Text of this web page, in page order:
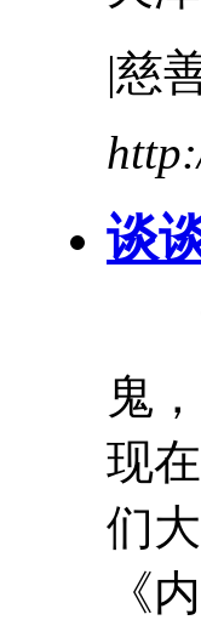
|慈
谈
下
鬼
现
们
《